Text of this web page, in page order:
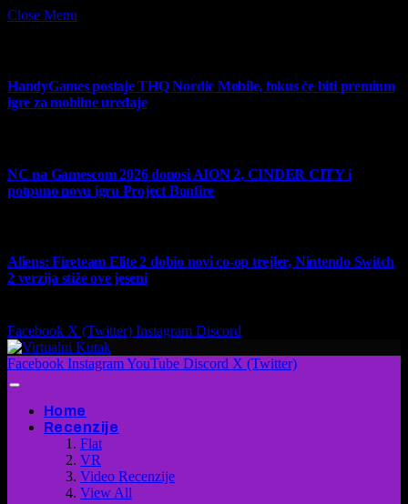
Close Menu
HandyGames postaje THQ Nordic Mobile, fokus će biti premium
igre za mobilne uređaje
NC na Gamescom 2026 donosi AION 2, CINDER CITY i
potpuno novu igru Project Bonfire
Aliens: Fireteam Elite 2 dobio novi co-op trejler, Nintendo Switch
2 verzija stiže ove jeseni
Facebook X (Twitter) Instagram Discord
Facebook InstagramYouTube Discord X (Twitter)
Home
Recenzije
Flat
VR
Video Recenzije
View All